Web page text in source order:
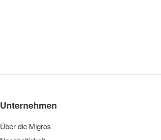
Unternehmen
Über die Migros